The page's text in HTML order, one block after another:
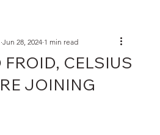
FROID, CELSIUS
JOINING
Jun 28, 2024 1 min read